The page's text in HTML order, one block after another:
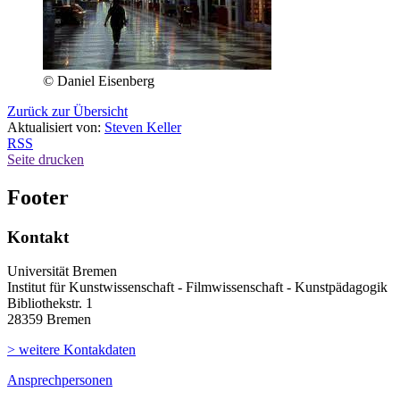
© Daniel Eisenberg
Zurück zur Übersicht
Aktualisiert von: Steven Keller
RSS
Seite drucken
Footer
Kontakt
Universität Bremen
Institut für Kunstwissenschaft - Filmwissenschaft - Kunstpädagogik
Bibliothekstr. 1
28359 Bremen
> weitere Kontakdaten
Ansprechpersonen